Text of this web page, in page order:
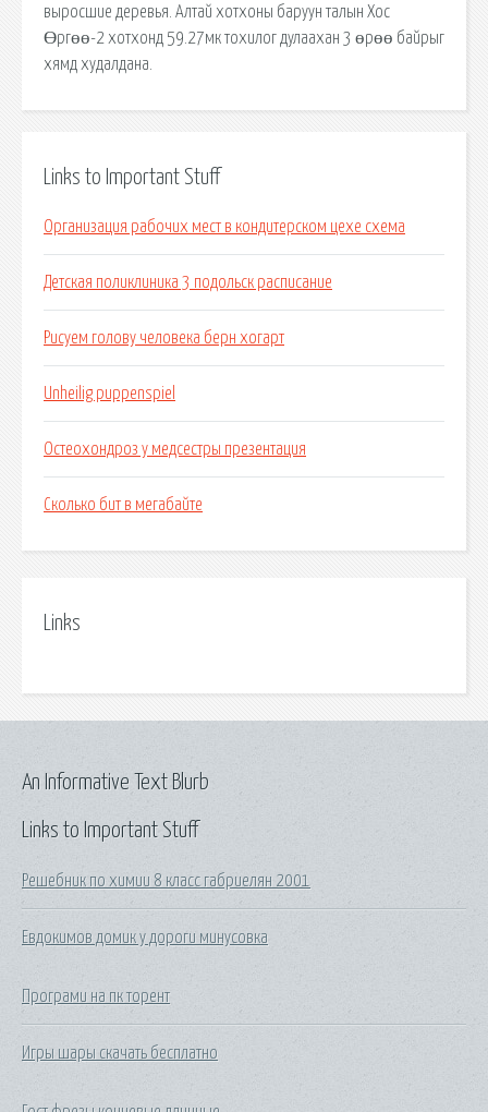
выросшие деревья. Алтай хотхоны баруун талын Хос
Өргөө-2 хотхонд 59.27мк тохилог дулаахан 3 өрөө байрыг
хямд худалдана.
Links to Important Stuff
Организация рабочих мест в кондитерском цехе схема
Детская поликлиника 3 подольск расписание
Рисуем голову человека берн хогарт
Unheilig puppenspiel
Остеохондроз у медсестры презентация
Сколько бит в мегабайте
Links
Links to Important Stuff
Решебник по химии 8 класс габриелян 2001
Евдокимов домик у дороги минусовка
Програми на пк торент
Игры шары скачать бесплатно
An Informative Text Blurb